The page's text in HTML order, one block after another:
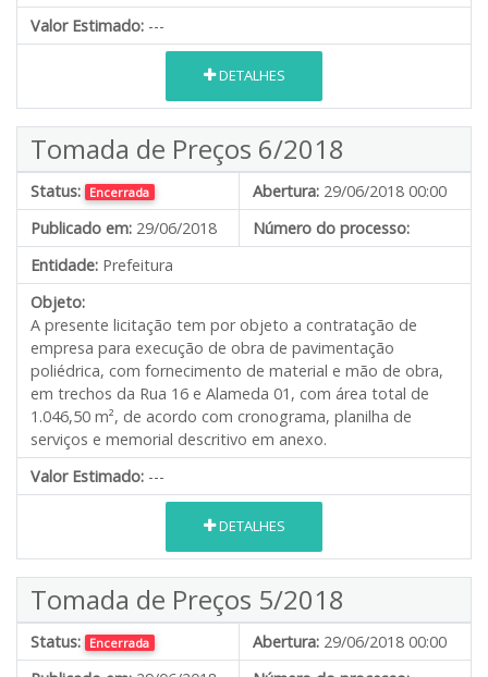
Valor Estimado: ---
DETALHES
Tomada de Preços 6/2018
Status: Encerrada Abertura: 29/06/2018 00:00
Publicado em: 29/06/2018
Número do processo:
Entidade: Prefeitura
Objeto:
A presente licitação tem por objeto a contratação de
empresa para execução de obra de pavimentação
poliédrica, com fornecimento de material e mão de obra,
em trechos da Rua 16 e Alameda 01, com área total de
1.046,50 m², de acordo com cronograma, planilha de
serviços e memorial descritivo em anexo.
Valor Estimado: ---
DETALHES
Tomada de Preços 5/2018
Status: Encerrada Abertura: 29/06/2018 00:00